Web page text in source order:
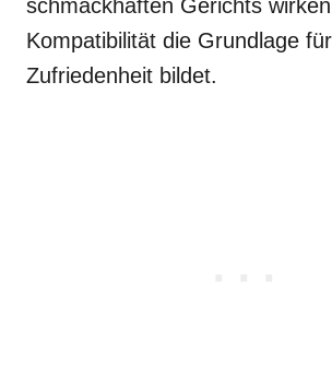
schmackhaften Gerichts
Kompatibilität die Grundlage
Zufriedenheit bildet.